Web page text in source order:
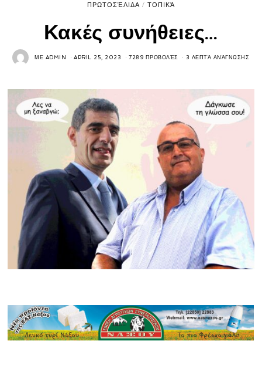
ΠΡΩΤΟΣΈΛΙΔΑ / ΤΟΠΙΚΆ
Κακές συνήθειες…
ΜΕ ADMIN APRIL 25, 2023 7289 ΠΡΟΒΟΛΈΣ 3 ΛΕΠΤΆ ΑΝΆΓΝΩΣΗΣ